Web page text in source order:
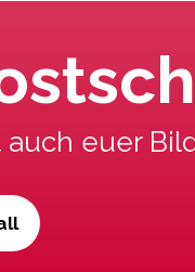
euer